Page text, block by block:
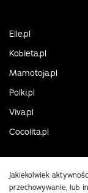
Elle.pl
Kobieta.pl
Mamotoja.pl
Polki.pl
Viva.pl
Cocolita.pl
Jakiekolwiek
przechowywanie, lub